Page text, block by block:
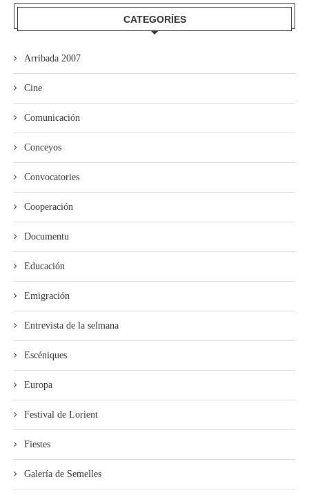
CATEGORÍES
Arribada 2007
Cine
Comunicación
Conceyos
Convocatories
Cooperación
Documentu
Educación
Emigración
Entrevista de la selmana
Escéniques
Europa
Festival de Lorient
Fiestes
Galería de Semelles